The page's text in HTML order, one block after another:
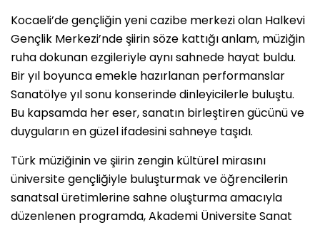
Kocaeli’de gençliğin yeni cazibe merkezi olan Halkevi
Gençlik Merkezi’nde şiirin söze kattığı anlam, müziğin
ruha dokunan ezgileriyle aynı sahnede hayat buldu.
Bir yıl boyunca emekle hazırlanan performanslar
Sanatölye yıl sonu konserinde dinleyicilerle buluştu.
Bu kapsamda her eser, sanatın birleştiren gücünü ve
duyguların en güzel ifadesini sahneye taşıdı.
Türk müziğinin ve şiirin zengin kültürel mirasını
üniversite gençliğiyle buluşturmak ve öğrencilerin
sanatsal üretimlerine sahne oluşturma amacıyla
düzenlenen programda, Akademi Üniversite Sanat